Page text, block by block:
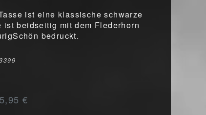
ist eine klassische schwarze
ist beidseitig mit dem Flederhorn
bedruckt.
5,95 €